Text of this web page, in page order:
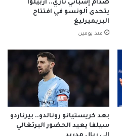
صدام إسباني ناري.. أربيلوا
يتحدى ألونسو في افتتاح
البريميرليغ
منذ يومين
بعد كريستيانو رونالدو.. بيرناردو
سيلفا يعيد الحضور البرتغالي